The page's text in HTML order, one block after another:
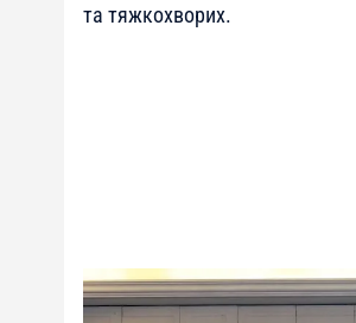
та тяжкохворих.